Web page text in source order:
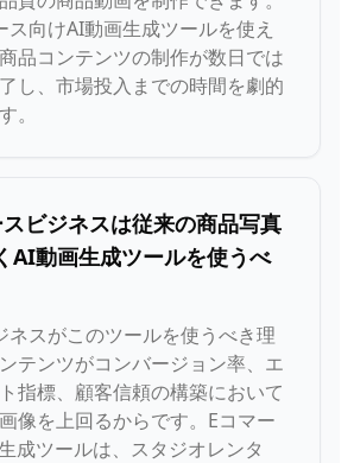
ス向けAI動画生成ツールを使え
品コンテンツの制作が数日では
し、市場投入までの時間を劇的
。
ビジネスは従来の商品写真
AI動画生成ツールを使うべ
ネスがこのツールを使うべき理
テンツがコンバージョン率、エ
指標、顧客信頼の構築において
像を上回るからです。Eコマー
成ツールは、スタジオレンタ